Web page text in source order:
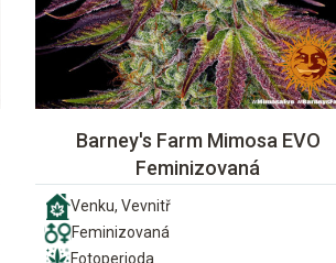
Barney's Farm Mimosa EVO
Feminizovaná
Venku, Vevnitř
Feminizovaná
Fotoperioda